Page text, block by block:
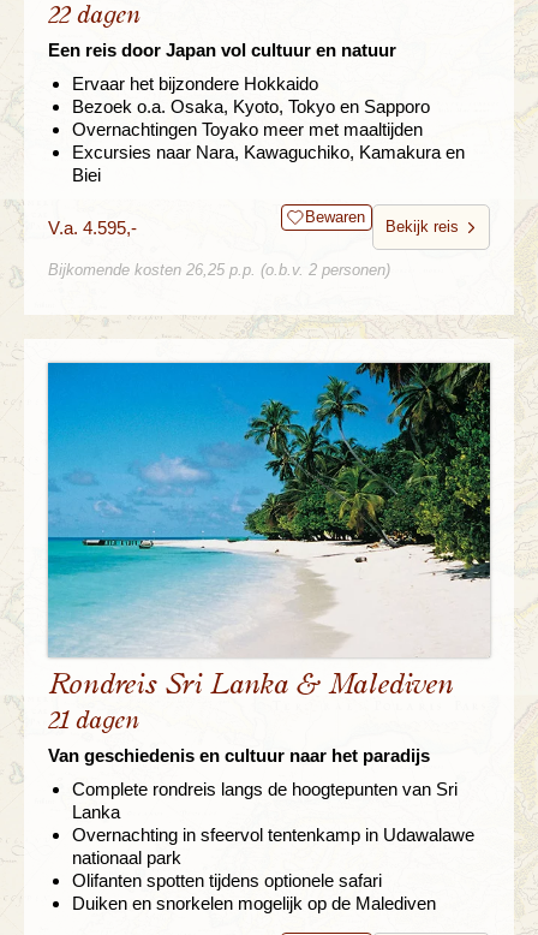
22 dagen
Een reis door Japan vol cultuur en natuur
Ervaar het bijzondere Hokkaido
Bezoek o.a. Osaka, Kyoto, Tokyo en Sapporo
Overnachtingen Toyako meer met maaltijden
Excursies naar Nara, Kawaguchiko, Kamakura en
Biei
V.a. 4.595,- Bewaren
Bekijk reis
Bijkomende kosten 26,25 p.p. (o.b.v. 2 personen)
Rondreis Sri Lanka & Malediven
21 dagen
Van geschiedenis en cultuur naar het paradijs
Complete rondreis langs de hoogtepunten van Sri
Lanka
Overnachting in sfeervol tentenkamp in Udawalawe
nationaal park
Olifanten spotten tijdens optionele safari
Duiken en snorkelen mogelijk op de Malediven